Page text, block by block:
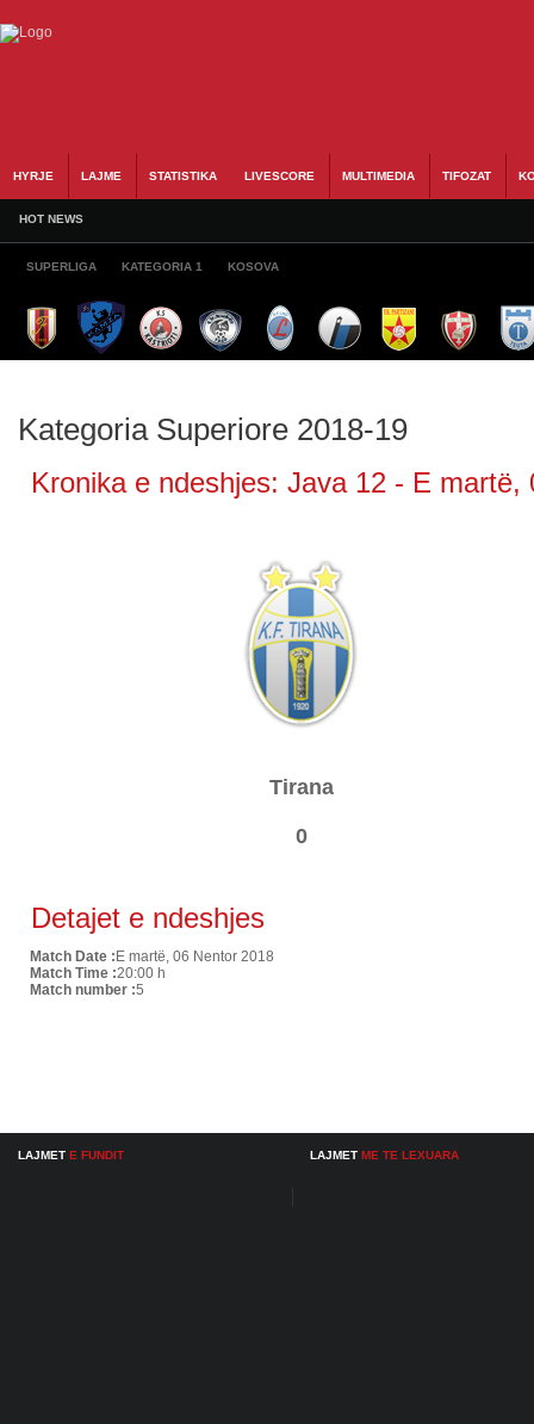
HYRJE LAJME STATISTIKA LIVESCORE MULTIMEDIA TIFOZAT
HOT NEWS
SUPERLIGA KATEGORIA 1 KOSOVA
Kategoria Superiore 2018-19
Kronika e ndeshjes: Java 12 - E
Tirana
0
Detajet e ndeshjes
Match Date : E martë, 06 Nentor 2018
Match Time :20:00 h
Match number :5
LAJMET E FUNDIT LAJMET ME TE LEXUARA